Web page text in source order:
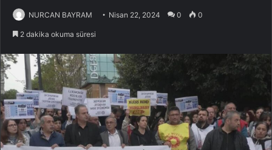
NURCAN BAYRAM Nisan 22, 2024 0 0
2 dakika okuma süresi